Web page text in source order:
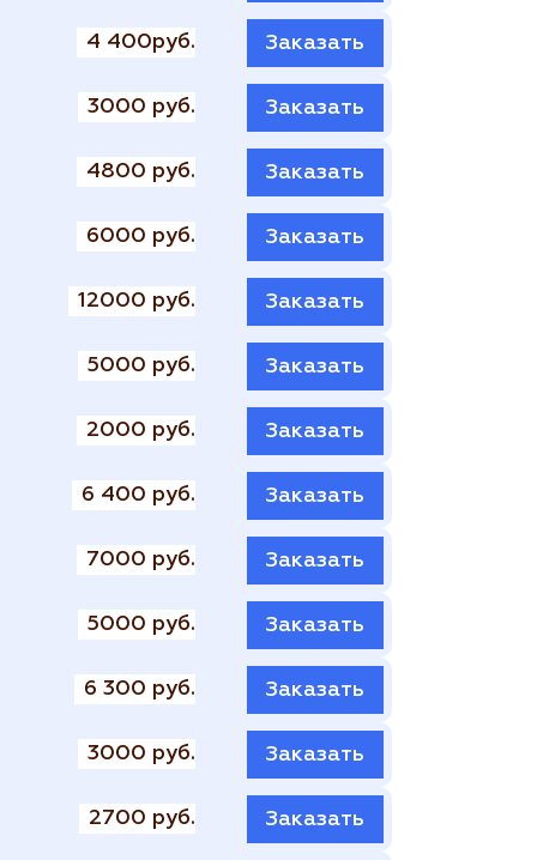
4 400руб. Заказать
3000 руб. Заказать
4800 руб. Заказать
6000 руб. Заказать
12000 руб. Заказать
5000 руб. Заказать
2000 руб. Заказать
6 400 руб. Заказать
7000 руб. Заказать
5000 руб. Заказать
6 300 руб. Заказать
3000 руб. Заказать
2700 руб. Заказать